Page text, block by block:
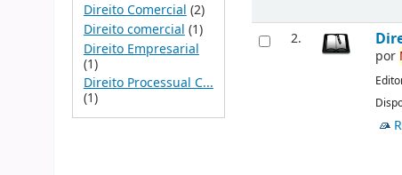
Direito Comercial (2)
Direito comercial (1)
Direito Empresarial
(1)
Direito Processual C...
(1)
2.
por